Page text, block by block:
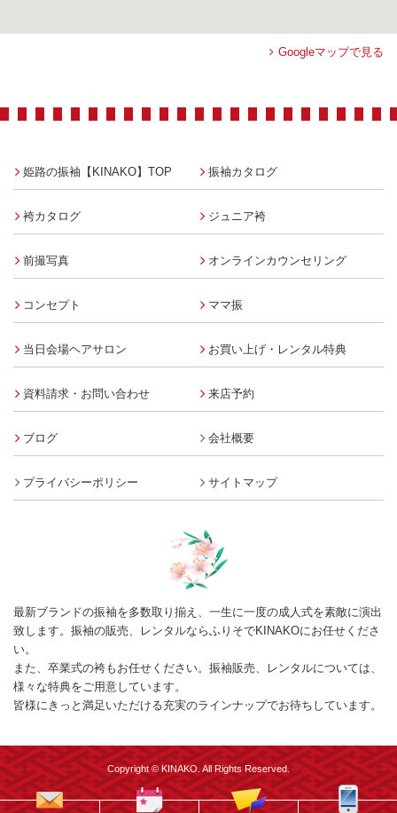
Googleマップで見る
姫路の振袖【KINAKO】TOP 振袖カタログ
袴カタログ ジュニア袴
前撮写真 オンラインカウンセリング
コンセプト ママ振
当日会場ヘアサロン お買い上げ・レンタル特典
資料請求・お問い合わせ 来店予約
ブログ 会社概要
プライバシーポリシー サイトマップ
最新ブランドの振袖を多数取り揃え、一生に一度の成人式を素敵に演出
致します。振袖の販売、レンタルならふりそでKINAKOにお任せくださ
い。
また、卒業式の袴もお任せください。振袖販売、レンタルについては、
様々な特典をご用意しています。
皆様にきっと満足いただける充実のラインナップでお待ちしています。
Copyright © KINAKO. All Rights Reserved.